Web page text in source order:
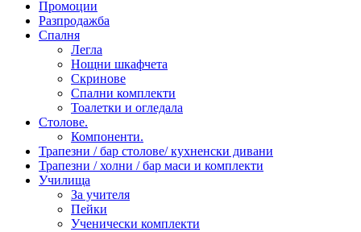
Промоции
Разпродажба
Спалня
Легла
Нощни шкафчета
Скринове
Спални комплекти
Тоалетки и огледала
Столове.
Компоненти.
Трапезни / бар столове/ кухненски дивани
Трапезни / холни / бар маси и комплекти
Училища
За учителя
Пейки
Ученически комплекти